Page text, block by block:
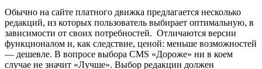
Обычно на сайте платного движка предлагается несколько
редакций, из которых пользователь выбирает оптимальную, в
зависимости от своих потребностей. Отличаются версии
функционалом и, как следствие, ценой: меньше возможностей
— дешевле. В вопросе выбора CMS «Дороже» ни в коем
случае не значит «Лучше». Выбор редакции должен